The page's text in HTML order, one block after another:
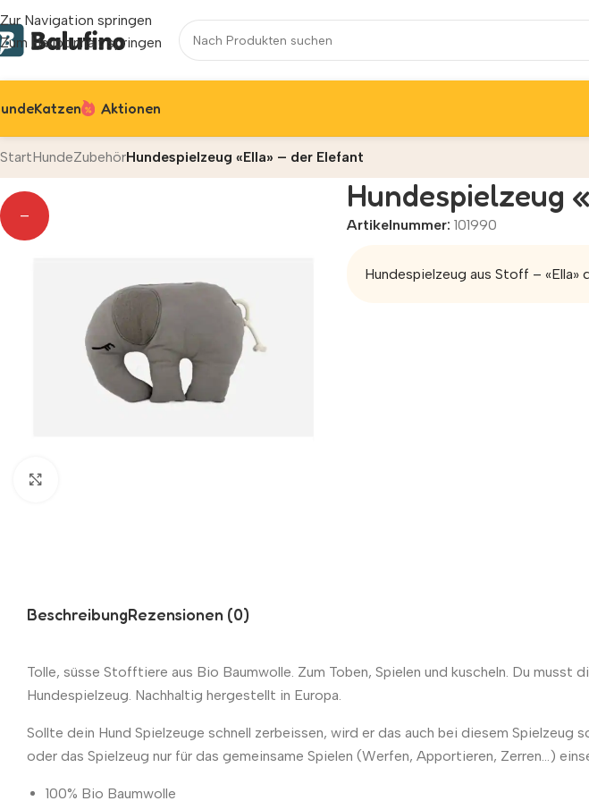
Zur Navigation springen
Zum Hauptinhalt springen
Katzen Aktionen
StartHundeZubehörHundespielzeug «Ella» – der Elefant
—
Hundespielzeug
Artikelnummer:101990
Hundespielzeug aus Stoff – «Ella»
BeschreibungRezensionen (0)
Tolle, süsse Stofftiere aus Bio Baumwolle. Zum Toben, Spielen und kuscheln. Du
Hundespielzeug. Nachhaltig hergestellt in Europa.
Sollte dein Hund Spielzeuge schnell zerbeissen, wird er das auch bei diesem
oder das Spielzeug nur für das gemeinsame Spielen (Werfen, Apportieren, Zerren…)
100% Bio Baumwolle